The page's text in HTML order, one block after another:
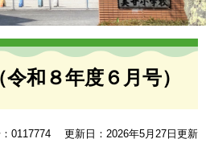
和８年度６月号）
0117774 更新日：2026年5月27日更新